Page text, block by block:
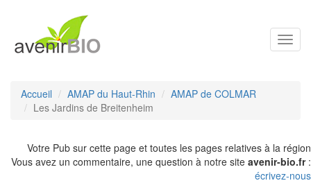
Accueil AMAP du Haut-Rhin
AMAP de COLMAR
Les Jardins de Breitenheim
Votre Pub sur cette page et toutes les pages relatives à la région
Vous avez un commentaire, une question à notre site avenir-bio.fr:
écrivez-nous